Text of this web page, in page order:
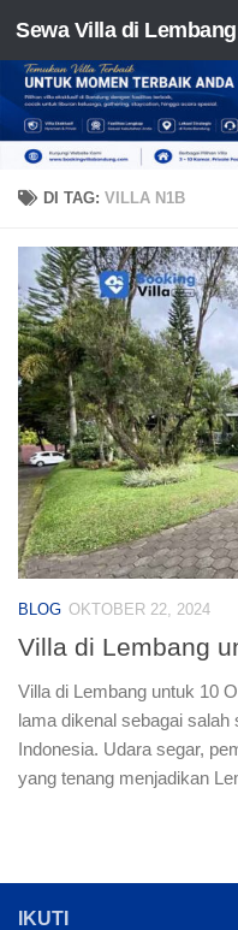
Skip to content
Sewa Villa di Lembang
DI TAG:VILLA N1B
BLOG OKTOBER 22, 2024
Villa di Lembang
Villa di Lembang untuk 10
lama dikenal sebagai
Indonesia. Udara segar,
yang tenang menjadikan
IKUTI